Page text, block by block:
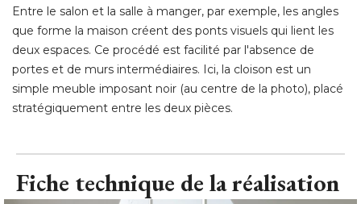
Entre le salon et la salle à manger, par exemple, les angles
que forme la maison créent des ponts visuels qui lient les
deux espaces. Ce procédé est facilité par l'absence de
portes et de murs intermédiaires. Ici, la cloison est un
simple meuble imposant noir (au centre de la photo), placé
stratégiquement entre les deux pièces.
Fiche technique de la réalisation